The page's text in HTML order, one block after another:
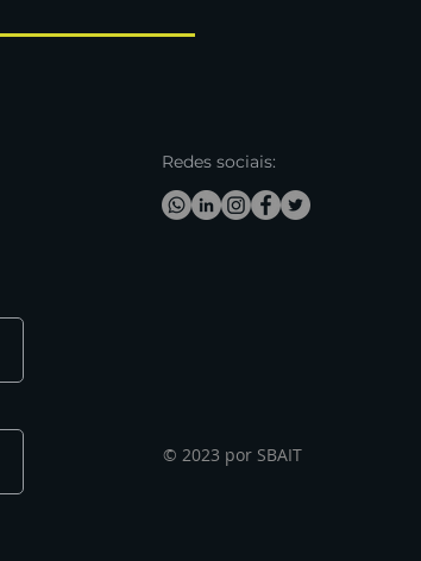
Redes sociais:
© 2023 por SBAIT